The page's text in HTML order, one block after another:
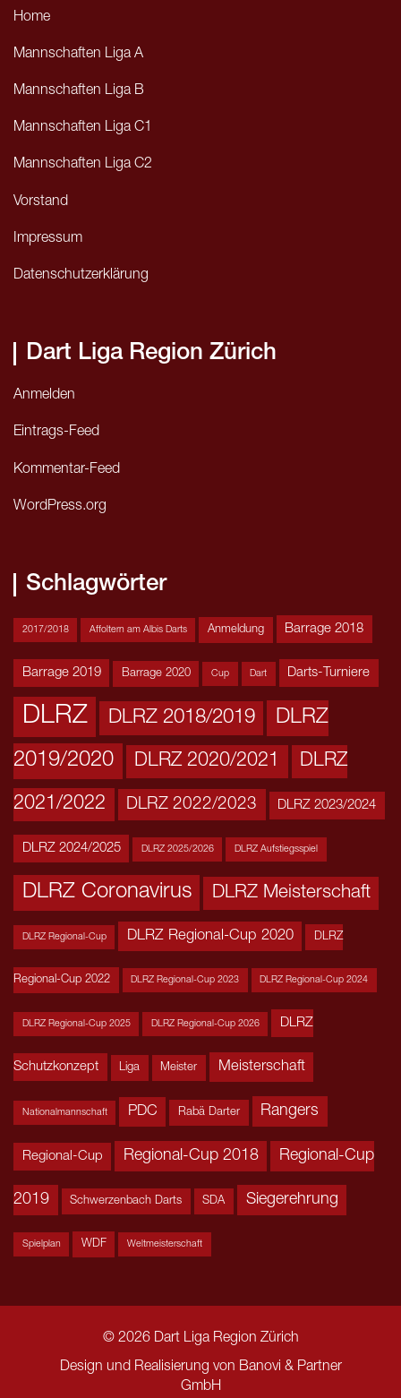
Home
Mannschaften Liga A
Mannschaften Liga B
Mannschaften Liga C1
Mannschaften Liga C2
Vorstand
Impressum
Datenschutzerklärung
Dart Liga Region Zürich
Anmelden
Eintrags-Feed
Kommentar-Feed
WordPress.org
Schlagwörter
2017/2018 Affoltern am Albis Darts Anmeldung Barrage 2018
Barrage 2019 Barrage 2020 Cup Dart Darts-Turniere
DLRZ DLRZ 2018/2019
DLRZ
2019/2020
DLRZ 2020/2021 DLRZ
2021/2022 DLRZ 2022/2023 DLRZ 2023/2024
DLRZ 2024/2025 DLRZ 2025/2026 DLRZ Aufstiegsspiel
DLRZ Coronavirus DLRZ Meisterschaft
DLRZ Regional-Cup DLRZ Regional-Cup 2020 DLRZ
Regional-Cup 2022 DLRZ Regional-Cup 2023 DLRZ Regional-Cup 2024
DLRZ Regional-Cup 2025 DLRZ Regional-Cup 2026 DLRZ
Schutzkonzept Liga Meister Meisterschaft
Nationalmannschaft PDC Rabä Darter Rangers
Regional-Cup Regional-Cup 2018 Regional-Cup
2019 Schwerzenbach Darts SDA Siegerehrung
Spielplan WDF Weltmeisterschaft
© 2026 Dart Liga Region Zürich
Design und Realisierung von Banovi & Partner
GmbH